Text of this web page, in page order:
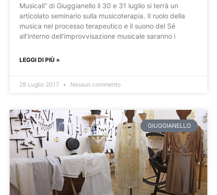
Musicali” di Giuggianello il 30 e 31 luglio si terrà un
articolato seminario sulla musicoterapia. Il ruolo della
musica nel processo terapeutico e il suono del Sé
all’interno dell’improvvisazione musicale saranno i
LEGGI DI PIÙ »
28 Luglio 2017 Nessun commento
GIUGGIANELLO